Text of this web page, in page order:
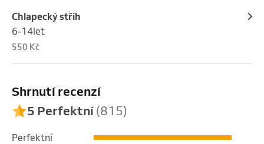
Chlapecký střih
6-14let
550 Kč
Shrnutí recenzí
5 Perfektní(815)
Perfektní